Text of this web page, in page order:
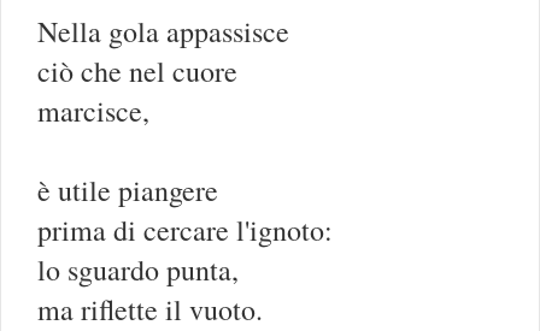
Nella gola appassisce
ciò che nel cuore
marcisce,
è utile piangere
prima di cercare l'ignoto:
lo sguardo punta,
ma riflette il vuoto.